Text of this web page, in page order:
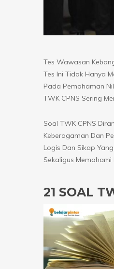
Tes Wawasan
Tes Ini Tidak Hanya
Pada Pemahaman
TWK CPNS Sering
Soal TWK CPNS
Keberagaman Dan
Logis Dan Sikap
Sekaligus
21 SOAL